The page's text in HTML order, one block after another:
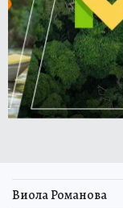
Виола Романова